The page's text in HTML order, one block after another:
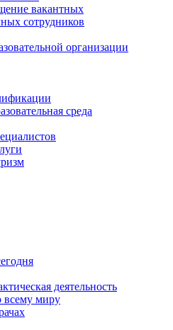
вакантных
сотрудников
организации
среда
деятельность
миру